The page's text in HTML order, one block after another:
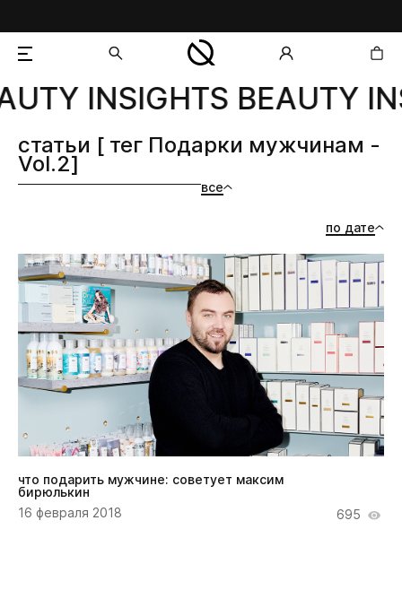
добавлен в корзину
INSIGHTS BEAUTY
все
статьи [ тег Подарки мужчинам -
Vol.2]
по дате
что подарить мужчине: советует максим
бирюлькин
16 февраля 2018
695